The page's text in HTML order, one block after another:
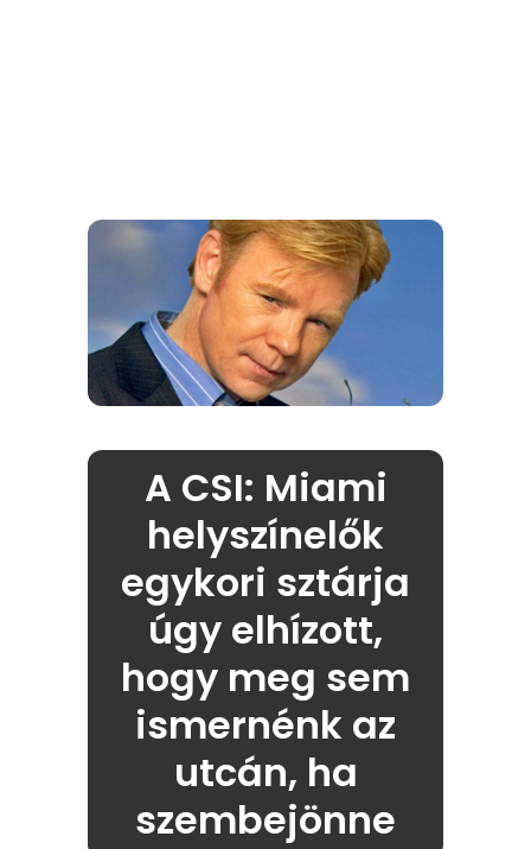
A CSI: Miami
helyszínelők
egykori sztárja
úgy elhízott,
hogy meg sem
ismernénk az
utcán, ha
szembejönne